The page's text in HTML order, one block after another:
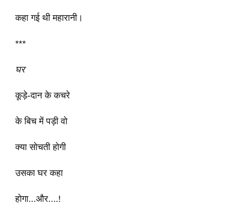
कहा गई थी महारानी।
***
घर
कूड़े-दान के कचरे
के बिच में पड़ी वो
क्या सोचती होगी
उसका घर कहा
होगा...और....!